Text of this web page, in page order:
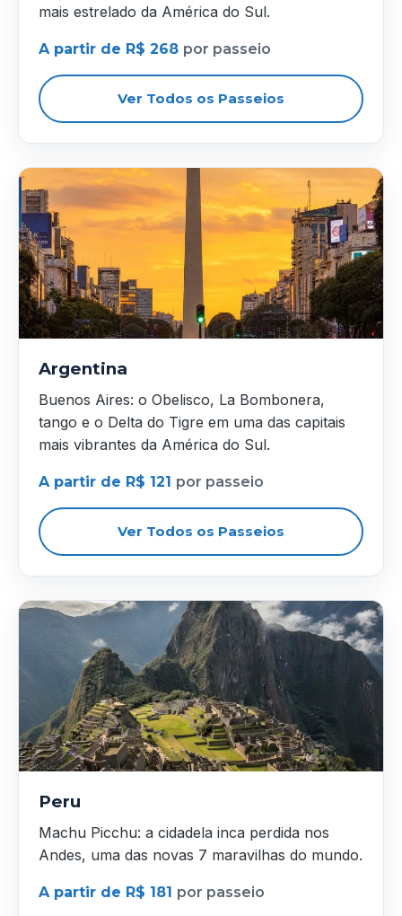
mais estrelado da América do Sul.
A partir de R$ 268 por passeio
Ver Todos os Passeios
Argentina
Buenos Aires: o Obelisco, La Bombonera,
tango e o Delta do Tigre em uma das capitais
mais vibrantes da América do Sul.
A partir de R$ 121 por passeio
Ver Todos os Passeios
Peru
Machu Picchu: a cidadela inca perdida nos
Andes, uma das novas 7 maravilhas do mundo.
A partir de R$ 181 por passeio